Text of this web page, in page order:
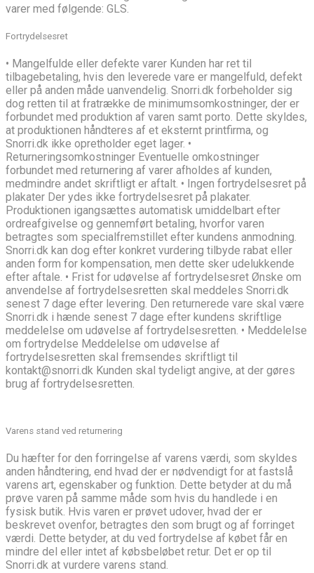
varer med følgende: GLS.
Fortrydelsesret
• Mangelfulde eller defekte varer Kunden har ret til
tilbagebetaling, hvis den leverede vare er mangelfuld, defekt
eller på anden måde uanvendelig. Snorri.dk forbeholder sig
dog retten til at fratrække de minimumsomkostninger, der er
forbundet med produktion af varen samt porto. Dette skyldes,
at produktionen håndteres af et eksternt printfirma, og
Snorri.dk ikke opretholder eget lager. •
Returneringsomkostninger Eventuelle omkostninger
forbundet med returnering af varer afholdes af kunden,
medmindre andet skriftligt er aftalt. • Ingen fortrydelsesret på
plakater Der ydes ikke fortrydelsesret på plakater.
Produktionen igangsættes automatisk umiddelbart efter
ordreafgivelse og gennemført betaling, hvorfor varen
betragtes som specialfremstillet efter kundens anmodning.
Snorri.dk kan dog efter konkret vurdering tilbyde rabat eller
anden form for kompensation, men dette sker udelukkende
efter aftale. • Frist for udøvelse af fortrydelsesret Ønske om
anvendelse af fortrydelsesretten skal meddeles Snorri.dk
senest 7 dage efter levering. Den returnerede vare skal være
Snorri.dk i hænde senest 7 dage efter kundens skriftlige
meddelelse om udøvelse af fortrydelsesretten. • Meddelelse
om fortrydelse Meddelelse om udøvelse af
fortrydelsesretten skal fremsendes skriftligt til
kontakt@snorri.dk Kunden skal tydeligt angive, at der gøres
brug af fortrydelsesretten.
Varens stand ved returnering
Du hæfter for den forringelse af varens værdi, som skyldes
anden håndtering, end hvad der er nødvendigt for at fastslå
varens art, egenskaber og funktion. Dette betyder at du må
prøve varen på samme måde som hvis du handlede i en
fysisk butik. Hvis varen er prøvet udover, hvad der er
beskrevet ovenfor, betragtes den som brugt og af forringet
værdi. Dette betyder, at du ved fortrydelse af købet får en
mindre del eller intet af købsbeløbet retur. Det er op til
Snorri.dk at vurdere varens stand.